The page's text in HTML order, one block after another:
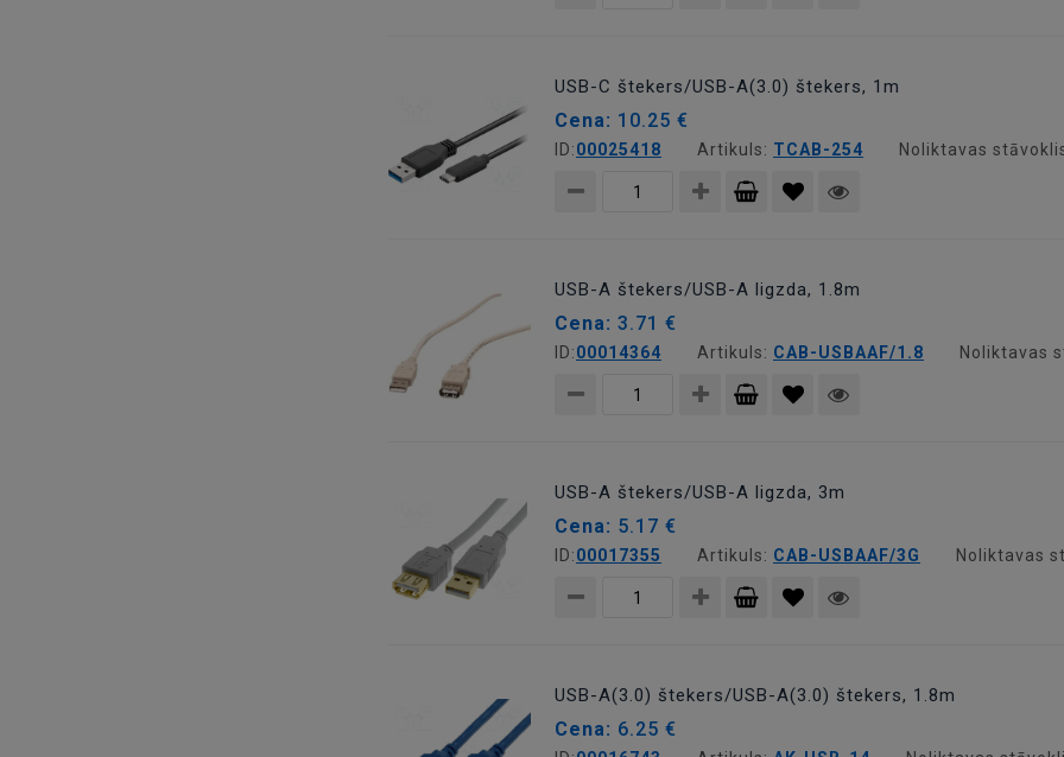
USB-C štekers/USB-A(3.0) štekers, 1m
Cena: 10.25 €
ID:00025418 Artikuls: TCAB-254 Noliktavas
USB-A štekers/USB-A ligzda, 1.8m
Cena: 3.71 €
ID:00014364 Artikuls: CAB-USBAAF/1.8 Noliktavas
USB-A štekers/USB-A ligzda, 3m
Cena: 5.17 €
ID:00017355 Artikuls: CAB-USBAAF/3G Noliktavas
USB-A(3.0) štekers/USB-A(3.0) štekers, 1.8m
Cena: 6.25 €